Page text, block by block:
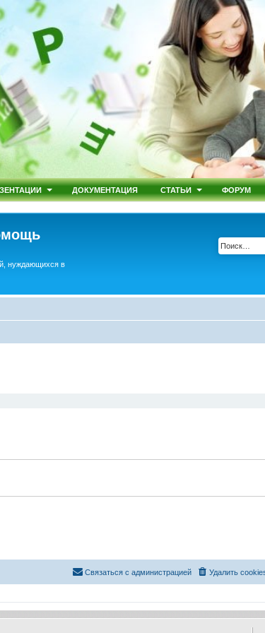
ДОКУМЕНТАЦИЯ СТАТЬИ ФОРУМ
нуждающихся в
Удалить
Связаться с администрацией